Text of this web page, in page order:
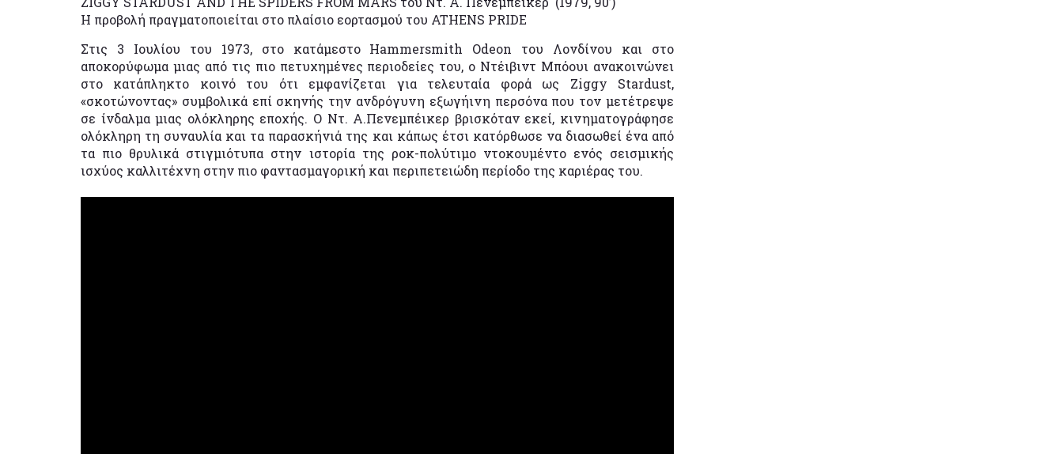
Η προβολή πραγματοποιείται στο πλαίσιο εορτασμού του ATHENS PRIDE
Στις 3 Ιουλίου του 1973, στο κατάμεστο Hammersmith Odeon του Λονδίνου και στο
αποκορύφωμα μιας από τις πιο πετυχημένες περιοδείες του, ο Ντέιβιντ Μπόουι ανακοινώνει
στο κατάπληκτο κοινό του ότι εμφανίζεται για τελευταία φορά ως Ziggy Stardust,
«σκοτώνοντας» συμβολικά επί σκηνής την ανδρόγυνη εξωγήινη περσόνα που τον μετέτρεψε
σε ίνδαλμα μιας ολόκληρης εποχής. Ο Ντ. Α.Πενεμπέικερ βρισκόταν εκεί, κινηματογράφησε
ολόκληρη τη συναυλία και τα παρασκήνιά της και κάπως έτσι κατόρθωσε να διασωθεί ένα από
τα πιο θρυλικά στιγμιότυπα στην ιστορία της ροκ-πολύτιμο ντοκουμέντο ενός σεισμικής
ισχύος καλλιτέχνη στην πιο φαντασμαγορική και περιπετειώδη περίοδο της καριέρας του.